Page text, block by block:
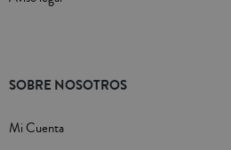
SOBRE NOSOTROS
Mi Cuenta